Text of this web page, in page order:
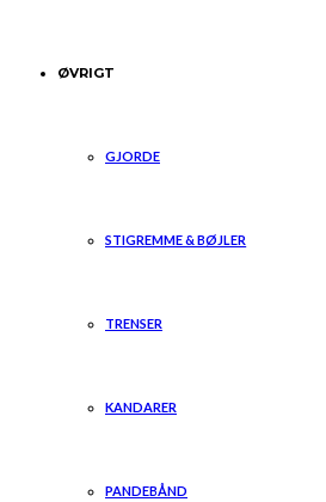
ØVRIGT
GJORDE
STIGREMME & BØJLER
TRENSER
KANDARER
PANDEBÅND